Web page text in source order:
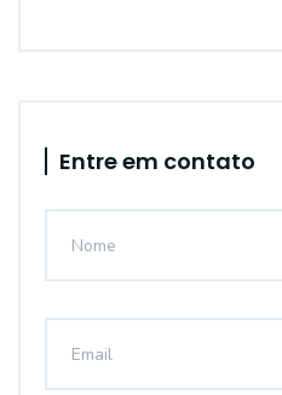
Entre em contato